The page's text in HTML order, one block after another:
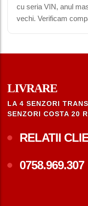
cu seria VIN, anul
vechi. Verificam
LIVRARE
LA 4 SENZORI
SENZORI COSTA 20
RELATII
0758.969.307